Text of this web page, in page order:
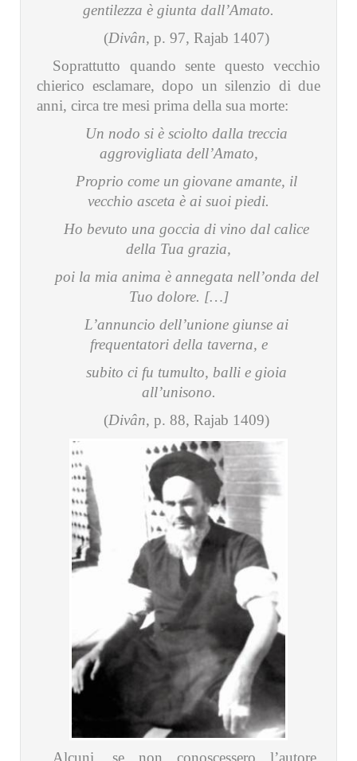
gentilezza è giunta dall’Amato.
(Divân, p. 97, Rajab 1407)
Soprattutto quando sente questo vecchio
chierico esclamare, dopo un silenzio di due
anni, circa tre mesi prima della sua morte:
Un nodo si è sciolto dalla treccia
aggrovigliata dell’Amato,
Proprio come un giovane amante, il
vecchio asceta è ai suoi piedi.
Ho bevuto una goccia di vino dal calice
della Tua grazia,
poi la mia anima è annegata nell’onda del
Tuo dolore. […]
L’annuncio dell’unione giunse ai
frequentatori della taverna, e
subito ci fu tumulto, balli e gioia
all’unisono.
(Divân, p. 88, Rajab 1409)
Alcuni, se non conoscessero l’autore,